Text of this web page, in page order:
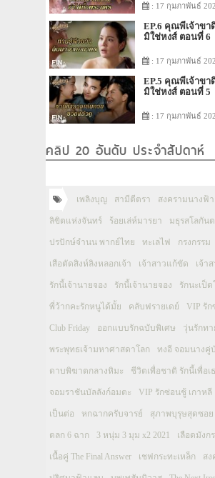
: 17 กุมภาพันธ์
EP.6 คุณพี่เจ้าขา
มิใช่หงส์ ตอนที่ 6
: 17 กุมภาพันธ์
EP.5 คุณพี่เจ้าขา
มิใช่หงส์ ตอนที่ 5
: 17 กุมภาพันธ์
คลิป 20 อันดับ ประจำสัปดาห์
เพลิงบุญ สามีตีตรา สงครามนางฟ้า
ลิขิตแห่งจันทร์ ร้อยเล่ห์มารยา มธุรสโลกัน
ปรปักษ์จำนน พากย์ไทย ทะเลไฟ กรงกรรม
เสือตัดสิงห์ลิงหลอกเจ้า เจ้าสาวแก้ขัด เจ้า
รักนี้เจ้านายจอง รักนี้เจ้านายจอง รักนะเป็ด
พี่ว้ากคะรักหนูได้มั้ย คลับฟรายเดย์ VIP รั
Club Friday ออกแบบรักฉบับพิเศษ วุ่นรักท
พระพุทธเจ้ามหาศาสดาโลก ทงอี จอมนางคู่
ดาบพิฆาตกลางหิมะ ชีวิตเพื่อชาติ รักนี้เพื่อเ
จอมราชันบัลลังก์อมตะ VIP รักซ่อนชู้ เกาหลี
เป็นต่อ หกฉากครับจารย์ สุภาพบุรุษสุดซอย
ตลก 6 ฉาก 3 หนุ่ม 3 มุม x2 2021 เลือดมังก
เนื้อคู่ The Final Answer เชฟกระทะเหล็ก ส